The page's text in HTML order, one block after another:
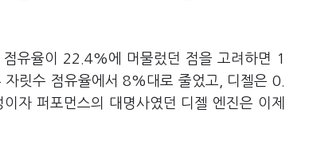
유율이 22.4%에 머물렀던 점을 고려하면 1
릿수 점유율에서 8%대로 줄었고, 디젤은 0.
자 퍼포먼스의 대명사였던 디젤 엔진은 이제